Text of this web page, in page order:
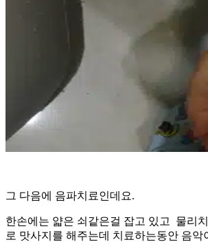
그 다음에 음파치료인데요.
한손에는 얇은 쇠같은걸 잡고 있고 물리
로 맛사지를 해주는데 치료하는동안 음악